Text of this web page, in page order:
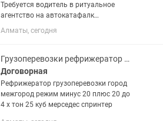
Требуется водитель в ритуальное
агентство на автокатафалк
пунктуальный желание работать и
зарабатывать
Алматы, сегодня
Грузоперевозки рефрижератор мерседес спринтер до 4 тонн минус плюс режим
Договорная
Рефрижератор грузоперевозки город
межгород режим минус 20 плюс 20 до
4 х тон 25 куб мерседес спринтер